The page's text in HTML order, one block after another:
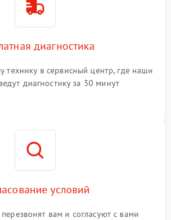
диагностика
технику в сервисный центр, где наши
диагностику за 30 минут
условий
вам и согласуют с вами